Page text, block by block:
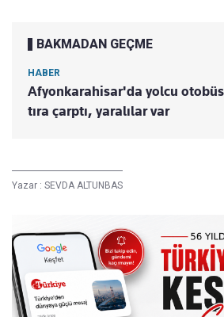
BAKMADAN GEÇME
HABER
Afyonkarahisar'da yolcu
tıra çarptı, yaralılar var
Yazar : SEVDA ALTUNBAS